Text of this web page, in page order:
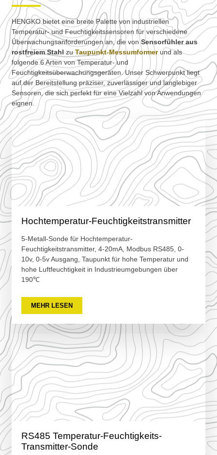
HENGKO bietet eine breite Palette von industriellen
Temperatur- und Feuchtigkeitssensoren für verschiedene
Überwachungsanforderungen an, die vonSensorfühler aus
rostfreiem StahlzuTaupunkt-Messumformerund als
folgende 6 Arten von Temperatur- und
Feuchtigkeitsüberwachungsgeräten. Unser Schwerpunkt liegt
auf der Bereitstellung präziser, zuverlässiger und langlebiger
Sensoren, die sich perfekt für eine Vielzahl von Anwendungen
eignen.
Hochtemperatur-Feuchtigkeitstransmitter
5-Metall-Sonde für Hochtemperatur-
Feuchtigkeitstransmitter, 4-20mA, Modbus RS485, 0-
10v, 0-5v Ausgang, Taupunkt für hohe Temperatur und
hohe Luftfeuchtigkeit in Industrieumgebungen über
190℃
MEHR LESEN
RS485 Temperatur-Feuchtigkeits-
Transmitter-Sonde